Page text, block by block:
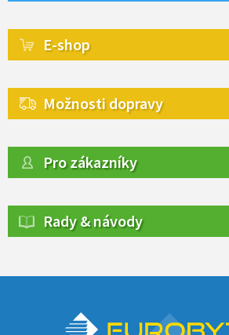
E-shop
Možnosti dopravy
Pro zákazníky
Rady & návody